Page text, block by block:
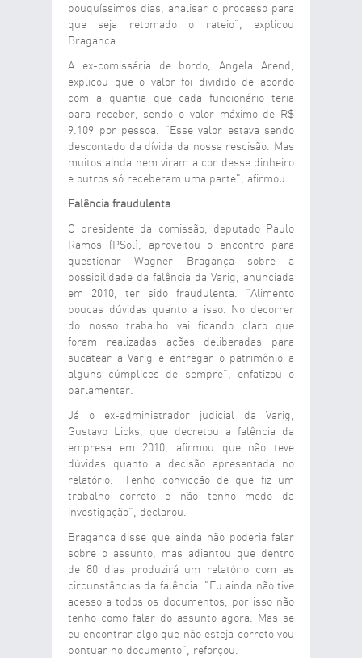
pouquíssimos dias, analisar o processo para
que seja retomado o rateio”, explicou
Bragança.
A ex-comissária de bordo, Angela Arend,
explicou que o valor foi dividido de acordo
com a quantia que cada funcionário teria
para receber, sendo o valor máximo de R$
9.109 por pessoa. “Esse valor estava sendo
descontado da dívida da nossa rescisão. Mas
muitos ainda nem viram a cor desse dinheiro
e outros só receberam uma parte", afirmou.
Falência fraudulenta
O presidente da comissão, deputado Paulo
Ramos (PSol), aproveitou o encontro para
questionar Wagner Bragança sobre a
possibilidade da falência da Varig, anunciada
em 2010, ter sido fraudulenta. “Alimento
poucas dúvidas quanto a isso. No decorrer
do nosso trabalho vai ficando claro que
foram realizadas ações deliberadas para
sucatear a Varig e entregar o patrimônio a
alguns cúmplices de sempre”, enfatizou o
parlamentar.
Já o ex-administrador judicial da Varig,
Gustavo Licks, que decretou a falência da
empresa em 2010, afirmou que não teve
dúvidas quanto a decisão apresentada no
relatório. “Tenho convicção de que fiz um
trabalho correto e não tenho medo da
investigação”, declarou.
Bragança disse que ainda não poderia falar
sobre o assunto, mas adiantou que dentro
de 80 dias produzirá um relatório com as
circunstâncias da falência. "Eu ainda não tive
acesso a todos os documentos, por isso não
tenho como falar do assunto agora. Mas se
eu encontrar algo que não esteja correto vou
pontuar no documento”, reforçou.